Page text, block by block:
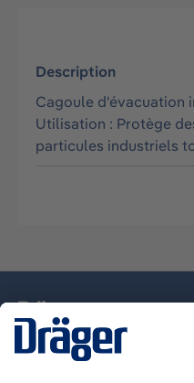
Description
Cagoule d'évacuation
Utilisation : Protège
particules industriels
Assistance